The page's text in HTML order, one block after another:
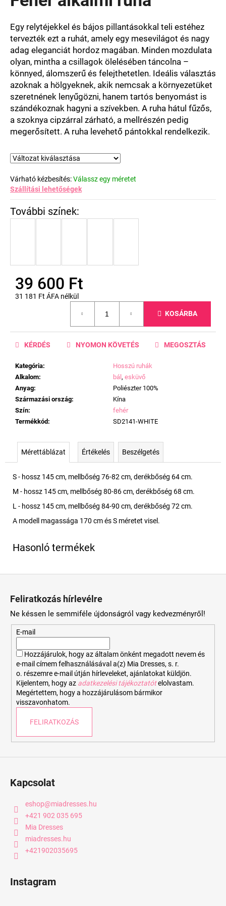
értékelése
0,0
csillag.
Egy relytéjekkel és bájos pillantásokkal teli estéhez
tervezték ezt a ruhát, amely egy mesevilágot és nagy
adag eleganciát hordoz magában. Minden mozdulata
olyan, mintha a csillagok ölelésében táncolna –
könnyed, álomszerű és felejthetetlen. Ideális választás
azoknak a hölgyeknek, akik nemcsak a környezetüket
szeretnének lenyűgözni, hanem tartós benyomást is
szándékoznak hagyni a szívekben. A ruha hátul fűzős,
a szoknya cipzárral zárható, a mellrészén pedig
megerősített. A ruha levehető pántokkal rendelkezik.
Várható kézbesítés:Válassz egy méretet
Szállítási lehetőségek
39 600 Ft
31 181 Ft ÁFA nélkül
KOSÁRBA
Kategória:
Hosszú ruhák
Alkalom: bál, esküvő
Anyag:
Poliészter 100%
Származási ország:
Kína
Szín:
fehér
Termékkód: SD2141-WHITE
KÉRDÉS NYOMON KÖVETÉS MEGOSZTÁS
Mérettáblázat Értékelés Beszélgetés
S - hossz 145 cm, mellbőség 76-82 cm, derékbőség 64 cm.
M - hossz 145 cm, mellbőség 80-86 cm, derékbőség 68 cm.
L - hossz 145 cm, mellbőség 84-90 cm, derékbőség 72 cm.
A modell magassága 170 cm és S méretet visel.
Feliratkozás hírlevélre
Ne késsen le semmiféle újdonságról vagy kedvezményről!
E-mail
Hozzájárulok, hogy az általam önként megadott nevem és
e-mail címem felhasználásával a(z) Mia Dresses, s. r.
o. részemre e-mail útján hírleveleket, ajánlatokat küldjön.
Kijelentem, hogy az adatkezelési tájékoztatót elolvastam.
Megértettem, hogy a hozzájárulásom bármikor
visszavonhatom.
FELIRATKOZÁS
Kapcsolat
eshop@miadresses.hu
+421 902 035 695
Mia Dresses
miadresses.hu
+421902035695
Instagram